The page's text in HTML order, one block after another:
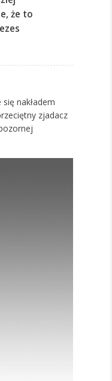
że to
nakładem
zjadacz